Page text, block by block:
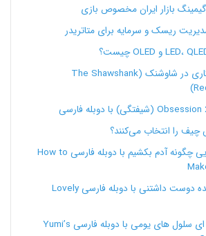
گیمینگ بازار ایران مخصوص بازی
ریسک و سرمایه برای متاتریدر
معرفی فیلم رستگاری در شاوشنک (The Shawshank
چیف را انتخاب می‌کنند؟
دانلود فیلم سینمایی چگونه آدم بکشیم با دوبله فارسی How to
دانلود سریال دونده دوست داشتنی با دوبله فارسی Lovely
دانلود سریال کره ای سلول های یومی با دوبله فارسی Yumi’s